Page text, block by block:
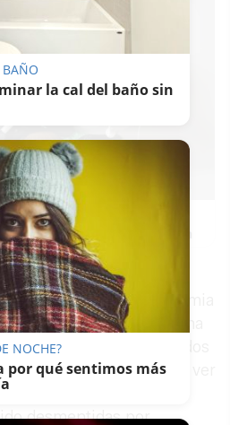
visto caras donde no existen
misma imagen ya se
que la pandemia
difundidas de forma
hacer creer que fallecidos
y ahora para hacer ver
para difundir bulos
desmentidas por
BAÑO
la cal del baño sin
NOCHE?
por qué sentimos más